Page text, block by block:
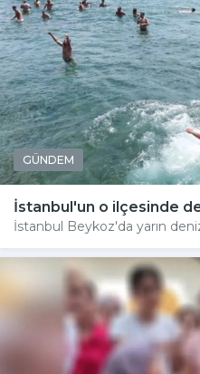
GÜNDEM
İstanbul'un o ilçesinde
İstanbul Beykoz'da yarın